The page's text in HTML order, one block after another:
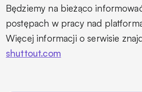
Będziemy na bieżąco
postępach w pracy nad
Więcej informacji o serwisie
shuttout.com